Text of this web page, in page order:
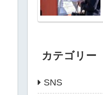
カテゴリー
SNS